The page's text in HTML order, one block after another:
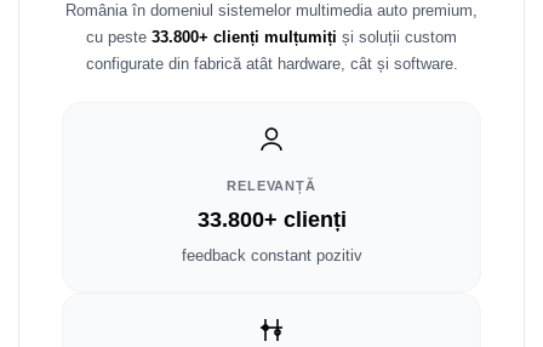
România în domeniul sistemelor multimedia auto premium,
cu peste 33.800+ clienți mulțumiți și soluții custom
configurate din fabrică atât hardware, cât și software.
RELEVANȚĂ
33.800+ clienți
feedback constant pozitiv